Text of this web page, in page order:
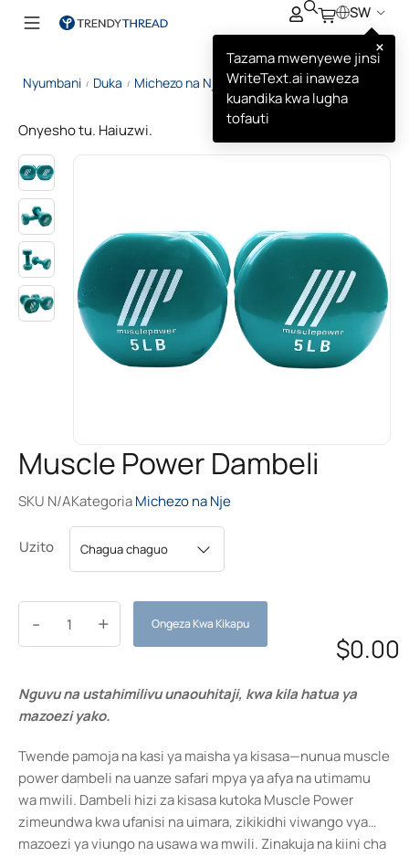
SW
×
Tazama mwenyewe jinsi
WriteText.ai inaweza
kuandika kwa lugha
tofauti
Nyumbani / Duka / Michezo na Nje / Muscle Power Dambeli
Onyesho tu. Haiuzwi.
Muscle Power Dambeli
SKU N/AKategoriaMichezo na Nje
Uzito
+
- Ongeza Kwa Kikapu
$0.00
Nguvu na ustahimilivu unaouhitaji, kwa kila hatua ya
mazoezi yako.
Twende pamoja na kasi ya maisha ya kisasa—nunua muscle
power dambeli na uanze safari mpya ya afya na utimamu
wa mwili. Dambeli hizi za kisasa kutoka Muscle Power
zimeundwa kwa ufanisi na uimara, zikikidhi viwango vya
mazoezi ya viungo na usawa wa mwili. Zinakuja na kiini cha